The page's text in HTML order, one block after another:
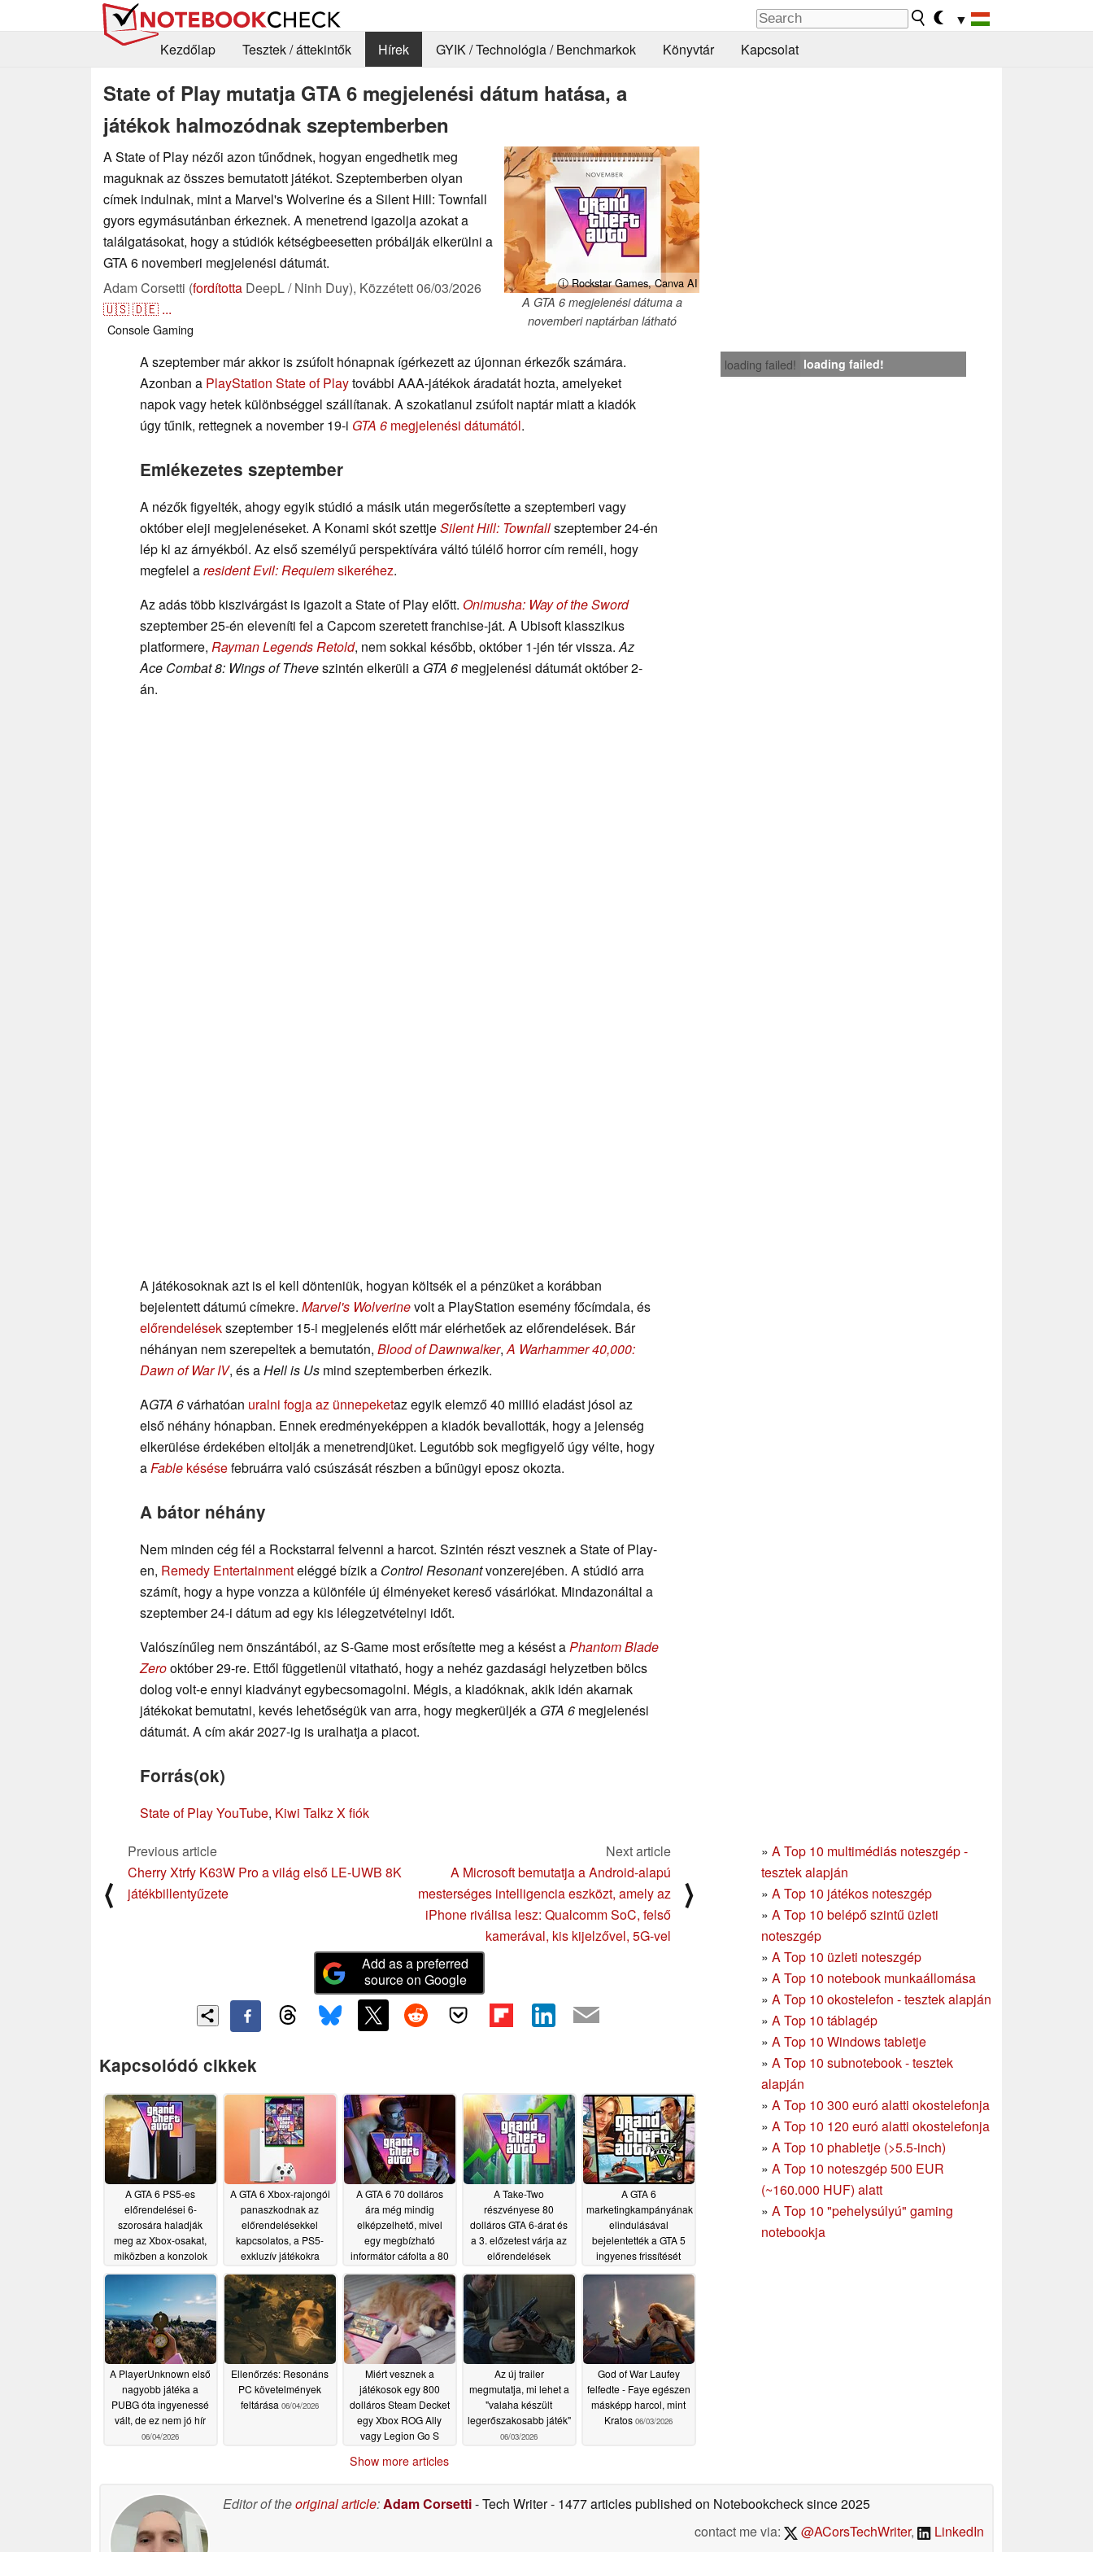
▼
Kezdőlap
Tesztek / áttekintők Hírek GYIK / Technológia / Benchmarkok Könyvtár Kapcsolat
State of Play mutatja GTA 6 megjelenési dátum hatása, a
játékok halmozódnak szeptemberben
ⓘ Rockstar Games, Canva AI
A GTA 6 megjelenési dátuma a
novemberi naptárban látható
A State of Play nézői azon tűnődnek, hogyan engedhetik meg
maguknak az összes bemutatott játékot. Szeptemberben olyan
címek indulnak, mint a Marvel's Wolverine és a Silent Hill: Townfall
gyors egymásutánban érkeznek. A menetrend igazolja azokat a
találgatásokat, hogy a stúdiók kétségbeesetten próbálják elkerülni a
GTA 6 novemberi megjelenési dátumát.
Adam Corsetti (fordította DeepL / Ninh Duy), Közzétett06/03/2026
🇺🇸🇩🇪 ...
ConsoleGaming
loading failed! loading failed!
A szeptember már akkor is zsúfolt hónapnak ígérkezett az újonnan érkezők számára.
Azonban a PlayStation State of Playtovábbi AAA-játékok áradatát hozta, amelyeket
napok vagy hetek különbséggel szállítanak. A szokatlanul zsúfolt naptár miatt a kiadók
úgy tűnik, rettegnek a november 19-i GTA 6 megjelenési dátumától.
Emlékezetes szeptember
A nézők figyelték, ahogy egyik stúdió a másik után megerősítette a szeptemberi vagy
október eleji megjelenéseket. A Konami skót szettjeSilent Hill: Townfallszeptember 24-én
lép ki az árnyékból. Az első személyű perspektívára váltó túlélő horror cím reméli, hogy
megfelel aresident Evil: Requiemsikeréhez.
Az adás több kiszivárgást is igazolt a State of Play előtt. Onimusha: Way of the Sword
szeptember 25-én eleveníti fel a Capcom szeretett franchise-ját. A Ubisoft klasszikus
platformere, Rayman Legends Retold, nem sokkal később, október 1-jén tér vissza.Az
Ace Combat 8: Wings of Theveszintén elkerüli a GTA 6 megjelenési dátumát október 2-
án.
A játékosoknak azt is el kell dönteniük, hogyan költsék el a pénzüket a korábban
bejelentett dátumú címekre. Marvel's Wolverinevolt a PlayStation esemény főcímdala, és
előrendelésekszeptember 15-i megjelenés előtt már elérhetőek az előrendelések. Bár
néhányan nem szerepeltek a bemutatón, Blood of Dawnwalker,A Warhammer 40,000:
Dawn of War IV, és aHell is Us mind szeptemberben érkezik.
AGTA 6várhatóan uralni fogja az ünnepeketaz egyik elemző 40 millió eladást jósol az
első néhány hónapban. Ennek eredményeképpen a kiadók bevallották, hogy a jelenség
elkerülése érdekében eltolják a menetrendjüket. Legutóbb sok megfigyelő úgy vélte, hogy
aFable késésefebruárra való csúszását részben a bűnügyi eposz okozta.
A bátor néhány
Nem minden cég fél a Rockstarral felvenni a harcot. Szintén részt vesznek a State of Play-
en, Remedy Entertainmenteléggé bízik a Control Resonantvonzerejében. A stúdió arra
számít, hogy a hype vonzza a különféle új élményeket kereső vásárlókat. Mindazonáltal a
szeptember 24-i dátum ad egy kis lélegzetvételnyi időt.
Valószínűleg nem önszántából, az S-Game most erősítette meg a késést aPhantom Blade
Zerooktóber 29-re. Ettől függetlenül vitatható, hogy a nehéz gazdasági helyzetben bölcs
dolog volt-e ennyi kiadványt egybecsomagolni. Mégis, a kiadóknak, akik idén akarnak
játékokat bemutatni, kevés lehetőségük van arra, hogy megkerüljék a GTA 6 megjelenési
dátumát. A cím akár 2027-ig is uralhatja a piacot.
Forrás(ok)
State of Play YouTube, Kiwi Talkz X fiók
» A Top 10 multimédiás noteszgép -
tesztek alapján
» A Top 10 játékos noteszgép
» A Top 10 belépő szintű üzleti
noteszgép
» A Top 10 üzleti noteszgép
» A Top 10 notebook munkaállomása
» A Top 10 okostelefon - tesztek alapján
» A Top 10 táblagép
» A Top 10 Windows tabletje
» A Top 10 subnotebook - tesztek
alapján
» A Top 10 300 euró alatti okostelefonja
» A Top 10 120 euró alatti okostelefonja
» A Top 10 phabletje (>5.5-inch)
» A Top 10 noteszgép 500 EUR
(~160.000 HUF) alatt
» A Top 10 "pehelysúlyú" gaming
notebookja
⟨
Previous article
Cherry Xtrfy K63W Pro a világ első LE-UWB 8K
játékbillentyűzete
Next article
A Microsoft bemutatja a Android-alapú
mesterséges intelligencia eszközt, amely az
iPhone riválisa lesz: Qualcomm SoC, felső
kamerával, kis kijelzővel, 5G-vel
⟩
Add as a preferred
source on Google
Kapcsolódó cikkek
A GTA 6 PS5-es
előrendelései 6-
szorosára haladják
meg az Xbox-osakat,
miközben a konzolok
A GTA 6 Xbox-rajongói
panaszkodnak az
előrendelésekkel
kapcsolatos, a PS5-
exkluzív játékokra
06/26/2026
A GTA 6 70 dolláros
ára még mindig
elképzelhető, mivel
egy megbízható
informátor cáfolta a 80
árat06/22/2026
A Take-Two
részvényese 80
dolláros GTA 6-árat és
a 3. előzetest várja az
előrendelések
A GTA 6
marketingkampányának
elindulásával
bejelentették a GTA 5
ingyenes frissítését
06/18/2026
A PlayerUnknown első
nagyobb játéka a
PUBG óta ingyenessé
vált, de ez nem jó hír
06/04/2026
Ellenőrzés: Resonáns
PC követelmények
feltárása 06/04/2026
Miért vesznek a
játékosok egy 800
dolláros Steam Decket
egy Xbox ROG Ally
vagy Legion Go S
Az új trailer
megmutatja, mi lehet a
"valaha készült
legerőszakosabb játék"
06/03/2026
God of War Laufey
felfedte - Faye egészen
másképp harcol, mint
Kratos 06/03/2026
Show more articles
Editor of theoriginal article:Adam Corsetti- Tech Writer- 1477 articles published on Notebookchecksince 2025
contact me via:
@ACorsTechWriter, LinkedIn